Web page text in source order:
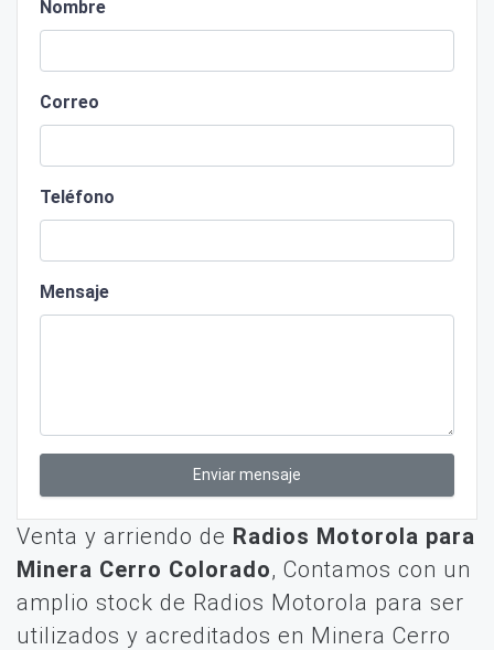
Nombre
Correo
Teléfono
Mensaje
Enviar mensaje
Venta y arriendo de Radios Motorola para
Minera Cerro Colorado, Contamos con un
amplio stock de Radios Motorola para ser
utilizados y acreditados en Minera Cerro